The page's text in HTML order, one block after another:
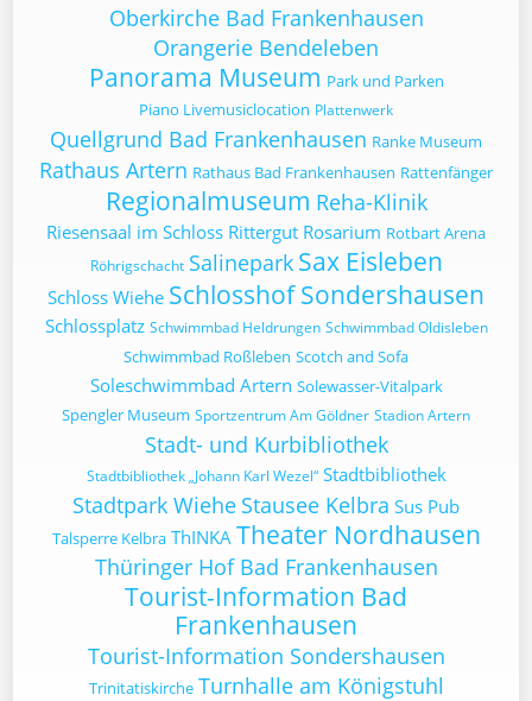
Oberkirche Bad Frankenhausen
Orangerie Bendeleben
Panorama Museum Park und Parken
Piano Livemusiclocation Plattenwerk
Quellgrund Bad Frankenhausen Ranke Museum
Rathaus Artern Rathaus Bad Frankenhausen Rattenfänger
Regionalmuseum Reha-Klinik
Riesensaal im Schloss Rittergut Rosarium Rotbart Arena
Röhrigschacht Salinepark Sax Eisleben
Schloss Wiehe Schlosshof Sondershausen
Schlossplatz Schwimmbad Heldrungen Schwimmbad Oldisleben
Schwimmbad Roßleben Scotch and Sofa
Soleschwimmbad Artern Solewasser-Vitalpark
Spengler Museum Sportzentrum Am Göldner Stadion Artern
Stadt- und Kurbibliothek
Stadtbibliothek „Johann Karl Wezel“ Stadtbibliothek
Stadtpark Wiehe Stausee Kelbra Sus Pub
Talsperre Kelbra ThINKA Theater Nordhausen
Thüringer Hof Bad Frankenhausen
Tourist-Information Bad
Frankenhausen
Tourist-Information Sondershausen
Trinitatiskirche Turnhalle am Königstuhl